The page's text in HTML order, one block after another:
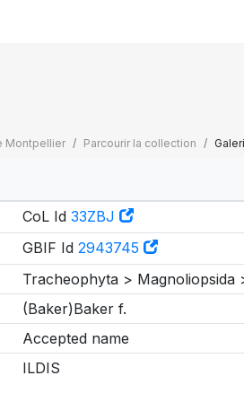
Montpellier Parcourir la collection
CoL Id 33ZBJ
GBIF Id 2943745
Tracheophyta > Magnoliopsida
(Baker)Baker f.
Accepted name
ILDIS